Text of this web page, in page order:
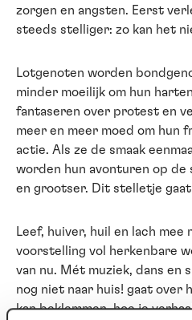
zorgen en angsten. Eerst
steeds stelliger: zo kan het
Lotgenoten worden
minder moeilijk om hun
fantaseren over protest en
meer en meer moed om hun
actie. Als ze de smaak
worden hun avonturen op de
en grootser. Dit stelletje
Leef, huiver, huil en lach
voorstelling vol herkenbare
van nu. Mét muziek, dans en
nog niet naar huis! gaat over
kan beklemmen, hoe je